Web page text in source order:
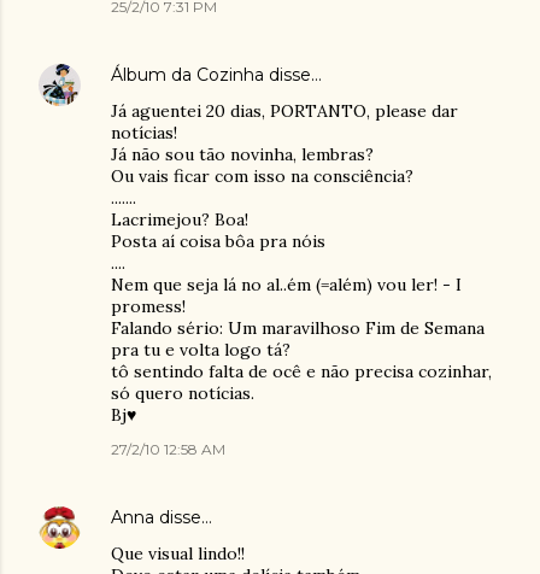
25/2/10 7:31 PM
Álbum da Cozinha disse…
Já aguentei 20 dias, PORTANTO, please dar
notícias!
Já não sou tão novinha, lembras?
Ou vais ficar com isso na consciência?
.......
Lacrimejou? Boa!
Posta aí coisa bôa pra nóis
....
Nem que seja lá no al..ém (=além) vou ler! - I
promess!
Falando sério: Um maravilhoso Fim de Semana
pra tu e volta logo tá?
tô sentindo falta de ocê e não precisa cozinhar,
só quero notícias.
Bj♥
27/2/10 12:58 AM
Anna disse…
Que visual lindo!!